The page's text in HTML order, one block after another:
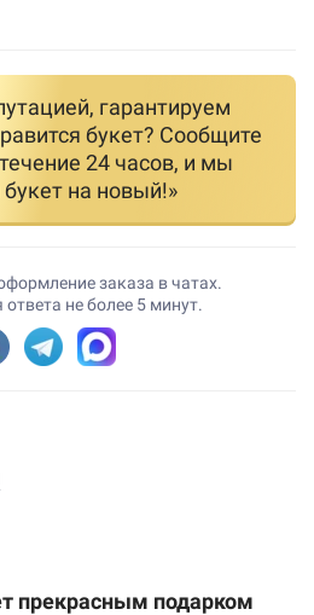
гарантируем
букет? Сообщите
24 часов, и мы
на новый!»
заказа в чатах.
не более 5 минут.
прекрасным подарком